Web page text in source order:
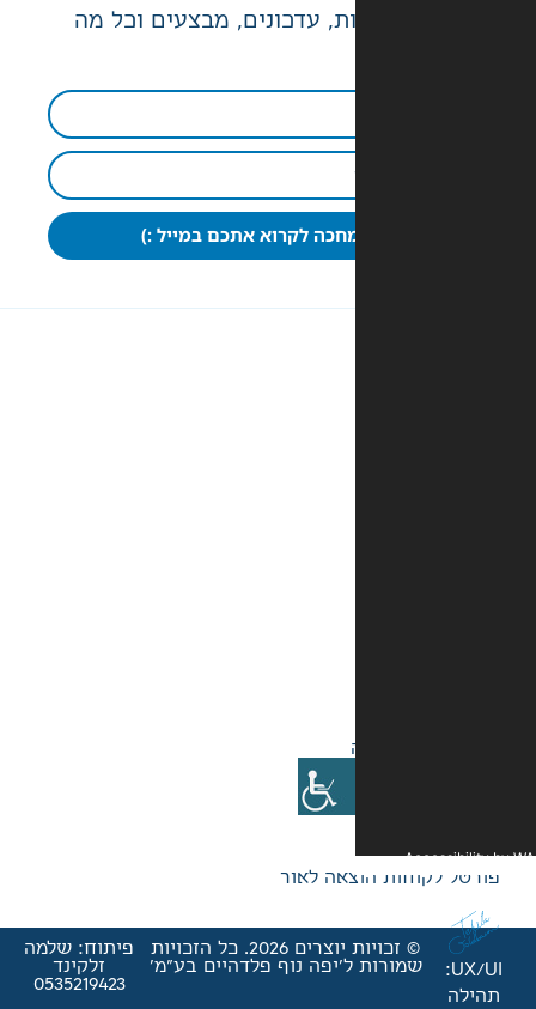
עדכונים, מבצעים וכל מה
לקרוא אתכם במייל :)
לאור
© זכויות יוצרים 2026. כל הזכויות
נוף פלדהיים בע"מ'
פיתוח: שלמה
זלקינד